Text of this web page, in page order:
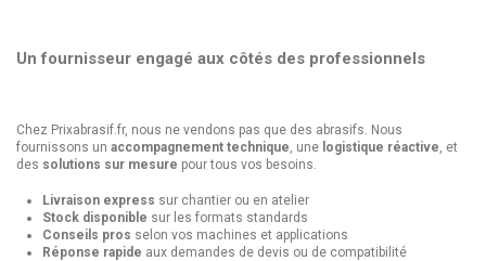
Un fournisseur engagé aux côtés des professionnels
Chez Prixabrasif.fr, nous ne vendons pas que des abrasifs. Nous
fournissons un accompagnement technique, une logistique réactive, et
des solutions sur mesure pour tous vos besoins.
Livraison express sur chantier ou en atelier
Stock disponible sur les formats standards
Conseils pros selon vos machines et applications
Réponse rapide aux demandes de devis ou de compatibilité